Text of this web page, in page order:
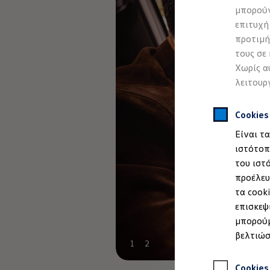
τους
Χωρίς
Είναι
του
τα
Προσομοιωτής αυτονομίας
Προσομοιωτής χρόνου φόρτισης
Προσομοιωτής κόστους φόρτισης
ID. Ενημερώσεις λογισμικού
We Charge - Υπηρεσία Φόρτισης
Εύρεση δημόσιων σημείων φόρτισης
Πλατφόρμα MEB
Μύθοι & Αλήθειες για την ηλεκτροκίνηση
Πού μπορώ να φορτίσω;
Η λειτουργία ανάκτησης ενέργειας κατά την
Το σύστημα πέδησης στα ID.
Διαθέσιμα νέα αυτοκίνητα
Χρηματοδότηση Auto Credit
Χρηματοδότηση Classic Credit
1 2